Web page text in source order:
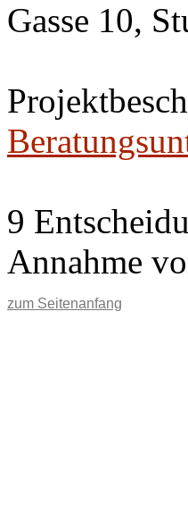
Gasse 10,
9
Annahme
zum Seitenanfang